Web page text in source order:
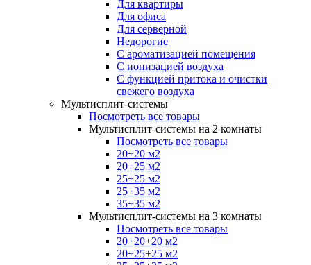
Для квартиры
Для офиса
Для серверной
Недорогие
С ароматизацией помещения
С ионизацией воздуха
С функцией притока и очистки
свежего воздуха
Мультисплит-системы
Посмотреть все товары
Мультисплит-системы на 2 комнаты
Посмотреть все товары
20+20 м2
20+25 м2
25+25 м2
25+35 м2
35+35 м2
Мультисплит-системы на 3 комнаты
Посмотреть все товары
20+20+20 м2
20+25+25 м2